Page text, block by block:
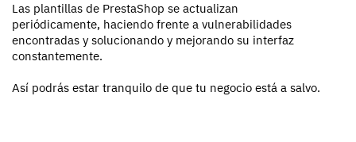
Las plantillas de PrestaShop se actualizan
periódicamente, haciendo frente a vulnerabilidades
encontradas y solucionando y mejorando su interfaz
constantemente.
Así podrás estar tranquilo de que tu negocio está a salvo.